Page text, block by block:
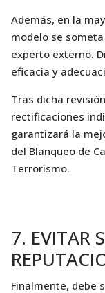
Además, en la
modelo se
experto externo.
eficacia y
Tras dicha
rectificaciones
garantizará la
del Blanqueo de
Terrorismo.
7. EVITAR
Finalmente, debe